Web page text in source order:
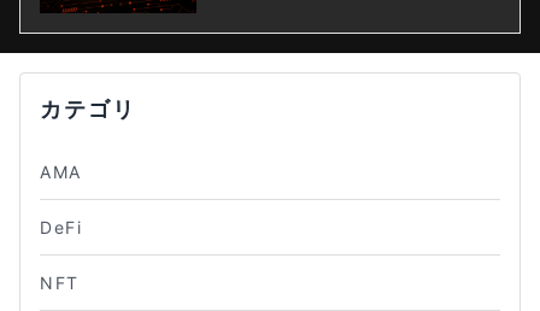
カテゴリ
AMA
DeFi
NFT